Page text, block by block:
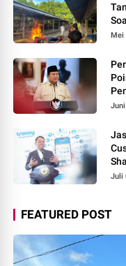
Mei
Juli
FEATURED POST